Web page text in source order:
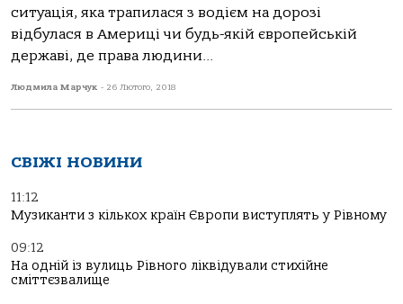
ситуація, яка трапилася з водієм на дорозі
відбулася в Америці чи будь-якій європейській
державі, де права людини...
Людмила Марчук - 26 Лютого, 2018
СВІЖІ НОВИНИ
11:12
Музиканти з кількох країн Європи виступлять у Рівному
09:12
На одній із вулиць Рівного ліквідували стихійне
сміттєзвалище